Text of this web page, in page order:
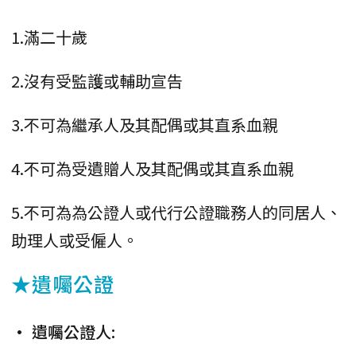
1.滿二十歲
2.沒有受監護或輔助宣告
3.不可為繼承人及其配偶或其直系血親
4.不可為受遺贈人及其配偶或其直系血親
5.不可為為公證人或代行公證職務人的同居人、
助理人或受僱人。
★遺囑公證
• 遺囑公證人: